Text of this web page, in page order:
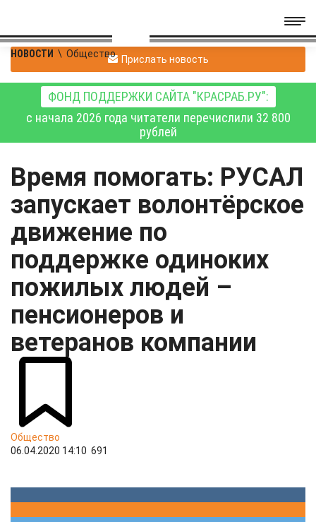
НОВОСТИ \ Общество Прислать новость
ФОНД ПОДДЕРЖКИ САЙТА "КРАСРАБ.РУ":
с начала 2026 года читатели перечислили 32 800
рублей
Время помогать: РУСАЛ
запускает волонтёрское
движение по
поддержке одиноких
пожилых людей –
пенсионеров и
ветеранов компании
Общество
06.04.2020 14:10 691